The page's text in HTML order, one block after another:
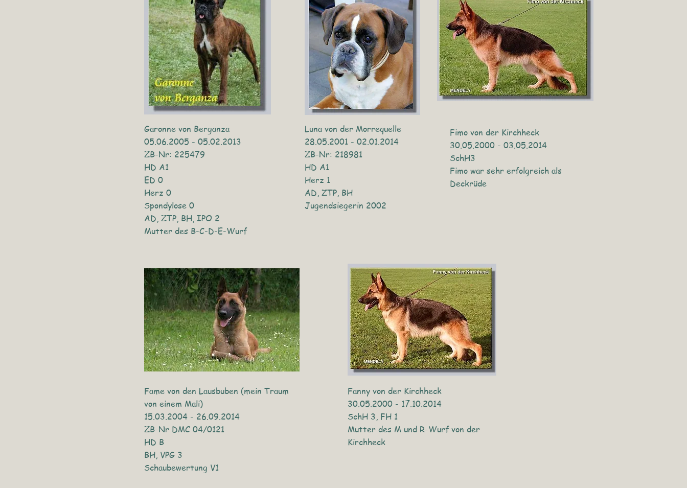
Garonne von Berganza
05.06.2005 - 05.02.2013
ZB-Nr: 225479
HD A1
ED 0
Herz 0
Spondylose 0
AD, ZTP, BH, IPO 2
Mutter des B-C-D-E-Wurf
Luna von der Morrequelle
28.05.2001 - 02.01.2014
ZB-Nr: 218981
HD A1
Herz 1
AD, ZTP, BH
Jugendsiegerin 2002
Fimo von der Kirchheck
30.05.2000 - 03.05.2014
SchH3
Fimo war sehr erfolgreich als
Deckrüde
Fame von den Lausbuben (mein Traum
von einem Mali)
15.03.2004 - 26.09.2014
ZB-Nr DMC 04/0121
HD B
BH, VPG 3
Schaubewertung V1
Fanny von der Kirchheck
30.05.2000 - 17.10.2014
SchH 3, FH 1
Mutter des M und R-Wurf von der
Kirchheck